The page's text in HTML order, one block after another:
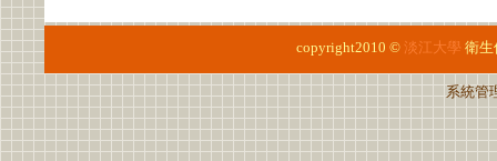
copyright2010 © 淡江大學 衛生
系統管